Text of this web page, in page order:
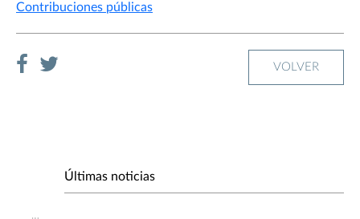
Contribuciones públicas
VOLVER
Últimas noticias